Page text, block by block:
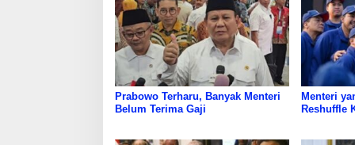
Prabowo Terharu, Banyak Menteri
Belum Terima Gaji
Menteri
Reshuffle